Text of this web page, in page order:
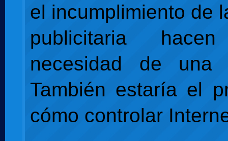
el incumplimiento de
publicitaria
necesidad de una
También estaría el
cómo controlar